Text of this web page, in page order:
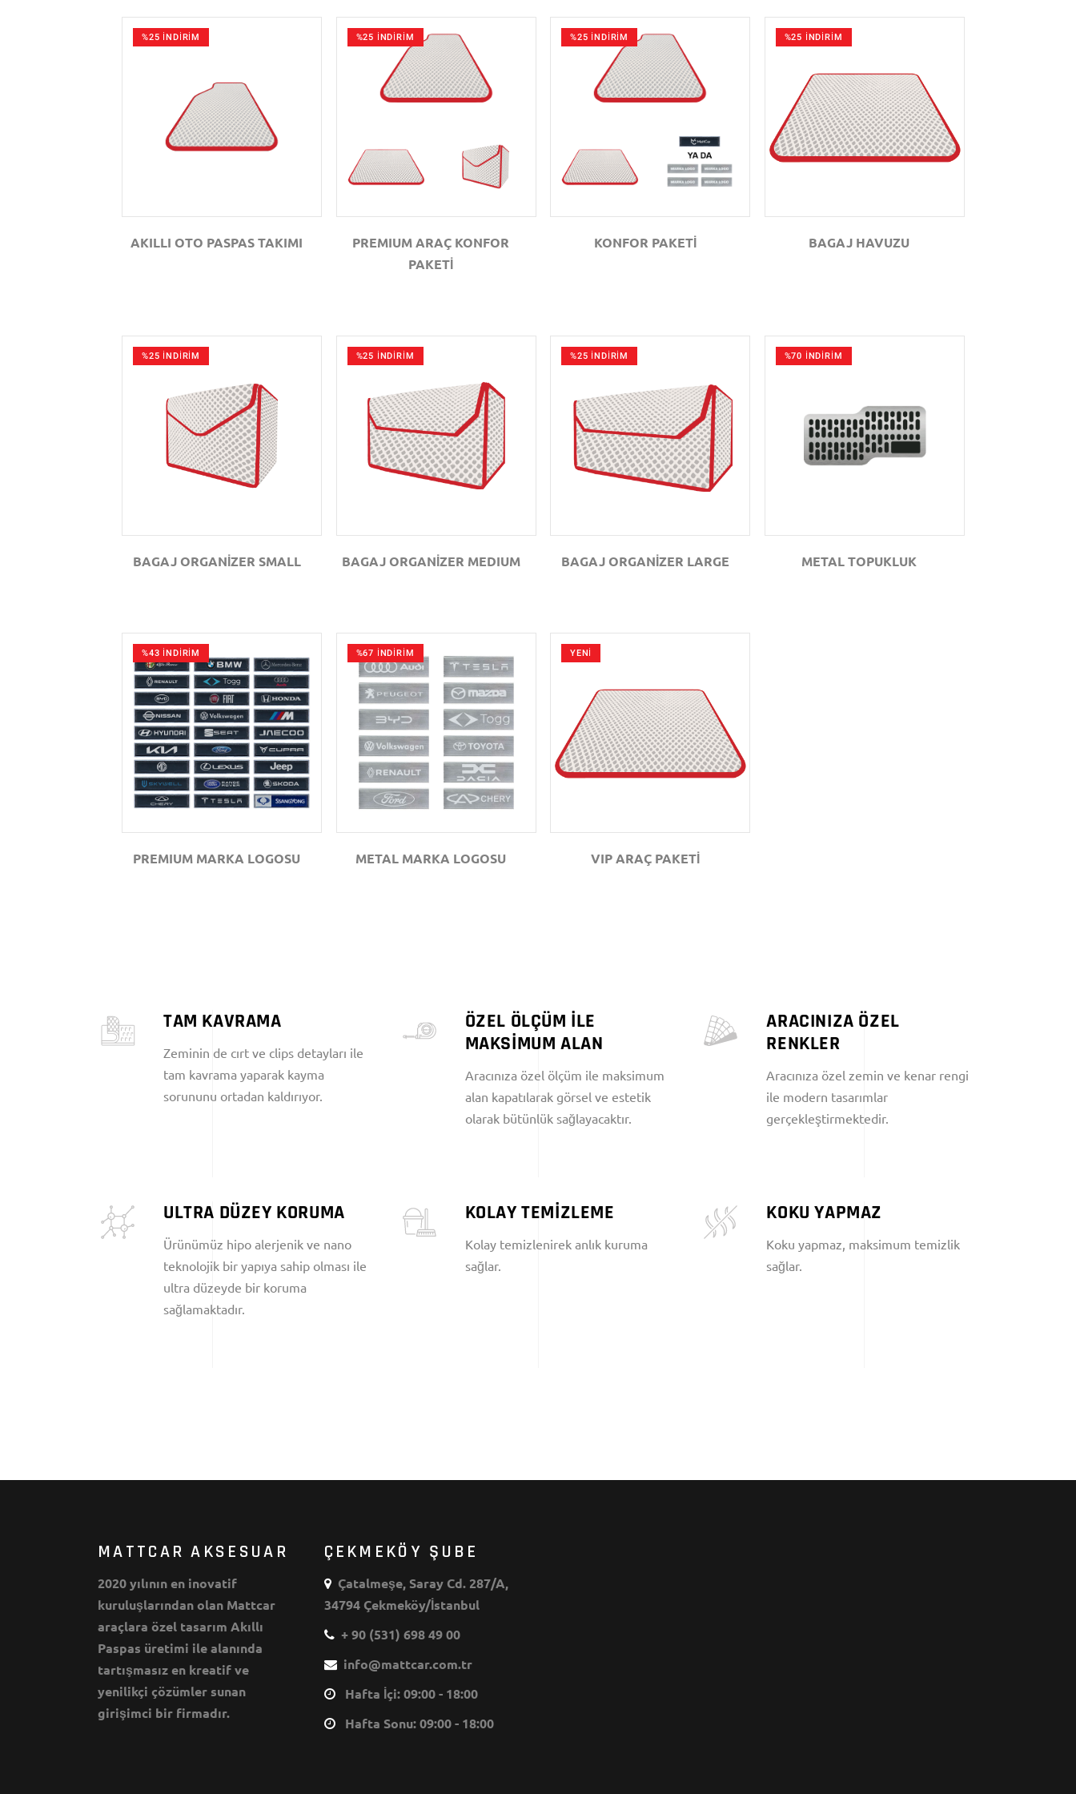
%25 İNDİRİM
GÖZAT
AKILLI OTO PASPAS TAKIMI
%25 İNDİRİM
PREMIUM ARAÇ KONFOR
PAKETİ
%25 İNDİRİM
KONFOR PAKETİ
%25 İNDİRİM
GÖZAT
BAGAJ HAVUZU
%25 İNDİRİM
GÖZAT
BAGAJ ORGANİZER SMALL
%25 İNDİRİM
GÖZAT
BAGAJ ORGANİZER MEDIUM
%25 İNDİRİM
GÖZAT
BAGAJ ORGANİZER LARGE
%70 İNDİRİM
GÖZAT
METAL TOPUKLUK
%43 İNDİRİM
GÖZAT
PREMIUM MARKA LOGOSU
%67 İNDİRİM
GÖZAT
METAL MARKA LOGOSU
YENİ
GÖZAT
VIP ARAÇ PAKETİ
TAM KAVRAMA
Zeminin de cırt ve clips detayları ile
tam kavrama yaparak kayma
sorununu ortadan kaldırıyor.
ÖZEL ÖLÇÜM İLE
MAKSİMUM ALAN
Aracınıza özel ölçüm ile maksimum
alan kapatılarak görsel ve estetik
olarak bütünlük sağlayacaktır.
ARACINIZA ÖZEL
RENKLER
Aracınıza özel zemin ve kenar rengi
ile modern tasarımlar
gerçekleştirmektedir.
ULTRA DÜZEY KORUMA
Ürünümüz hipo alerjenik ve nano
teknolojik bir yapıya sahip olması ile
ultra düzeyde bir koruma
sağlamaktadır.
KOLAY TEMİZLEME
Kolay temizlenirek anlık kuruma
sağlar.
KOKU YAPMAZ
Koku yapmaz, maksimum temizlik
sağlar.
MATTCAR AKSESUAR
2020 yılının en inovatif
kuruluşlarından olan Mattcar
araçlara özel tasarım Akıllı
Paspas üretimi ile alanında
tartışmasız en kreatif ve
yenilikçi çözümler sunan
girişimci bir firmadır.
ÇEKMEKÖY ŞUBE
Çatalmeşe, Saray Cd. 287/A,
34794 Çekmeköy/İstanbul
+ 90 (531) 698 49 00
info@mattcar.com.tr
Hafta İçi: 09:00 - 18:00
Hafta Sonu: 09:00 - 18:00